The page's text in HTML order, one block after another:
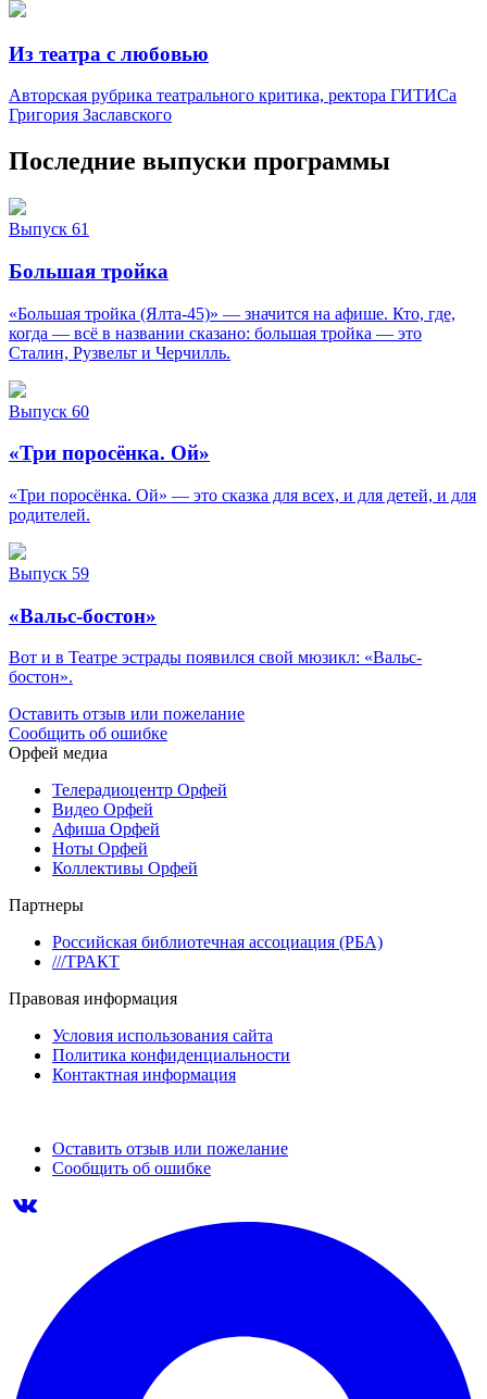
Из театра с любовью
Авторская рубрика театрального критика, ректора ГИТИСа
Григория Заславского
Последние выпуски программы
Выпуск 61
Большая тройка
«Большая тройка (Ялта-45)» — значится на афише. Кто, где,
когда — всё в названии сказано: большая тройка — это
Сталин, Рузвельт и Черчилль.
Выпуск 60
«Три поросёнка. Ой»
«Три поросёнка. Ой» — это сказка для всех, и для детей, и для
родителей.
Выпуск 59
«Вальс-бостон»
Вот и в Театре эстрады появился свой мюзикл: «Вальс-
бостон».
Оставить отзыв или пожелание
Сообщить об ошибке
Орфей медиа
Телерадиоцентр Орфей
Видео Орфей
Афиша Орфей
Ноты Орфей
Коллективы Орфей
Партнеры
Российская библиотечная ассоциация (РБА)
///ТРАКТ
Правовая информация
Условия использования сайта
Политика конфиденциальности
Контактная информация
Оставить отзыв или пожелание
Сообщить об ошибке